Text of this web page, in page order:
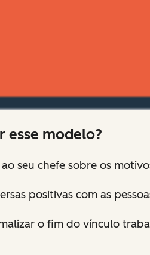
esse modelo?
seu chefe sobre os
positivas com as
o fim do vínculo